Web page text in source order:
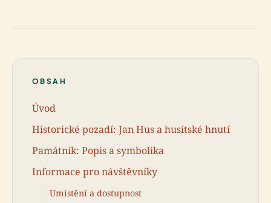
OBSAH
Úvod
Historické pozadí: Jan Hus a husitské hnutí
Památník: Popis a symbolika
Informace pro návštěvníky
Umístění a dostupnost